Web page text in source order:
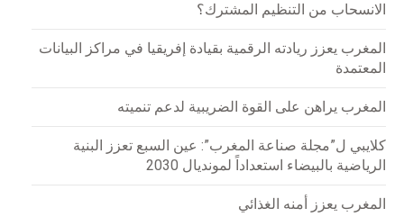
الانسحاب من التنظيم المشترك؟
المغرب يعزز ريادته الرقمية بقيادة إفريقيا في مراكز البيانات
المعتمدة
المغرب يراهن على القوة الضريبية لدعم تنميته
كلايبي ل”مجلة صناعة المغرب”: عين السبع تعزز البنية
الرياضية بالبيضاء استعداداً لمونديال 2030
المغرب يعزز أمنه الغذائي